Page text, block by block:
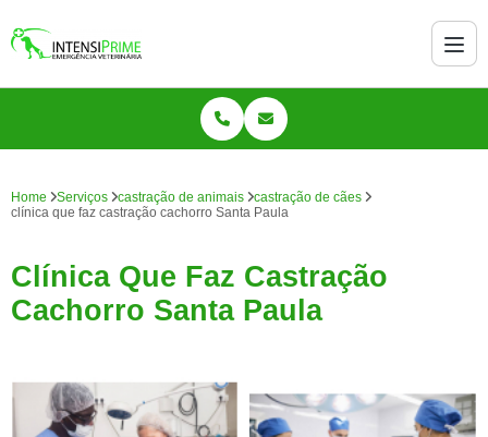
Home Serviços castração de animais
castração de cães
clínica que faz castração cachorro Santa Paula
Clínica Que Faz Castração
Cachorro Santa Paula